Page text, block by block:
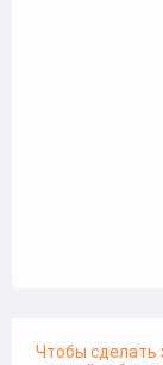
Чтобы сделать